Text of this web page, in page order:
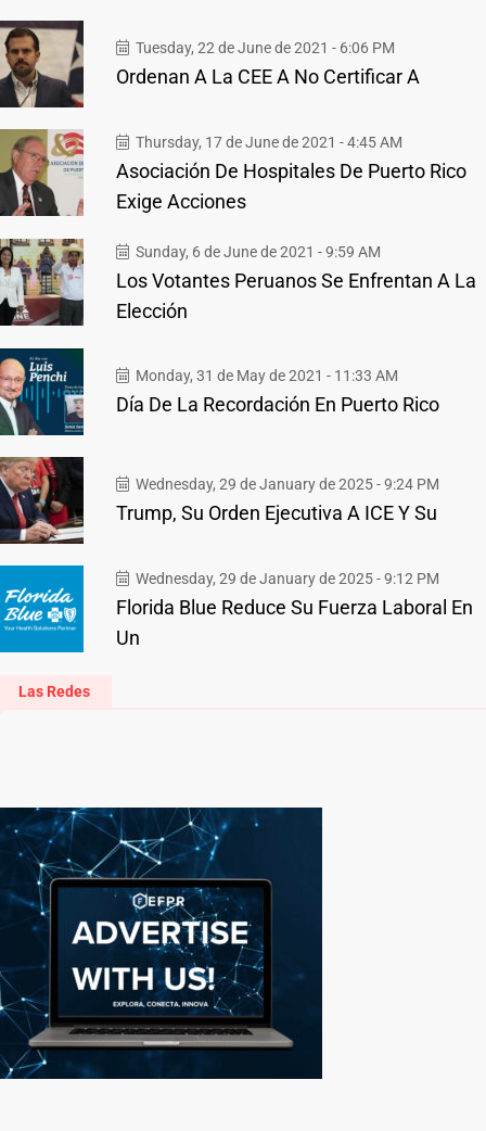
Tuesday, 22 de June de 2021 - 6:06 PM
Ordenan A La CEE A No Certificar A
Thursday, 17 de June de 2021 - 4:45 AM
Asociación De Hospitales De Puerto Rico
Exige Acciones
Sunday, 6 de June de 2021 - 9:59 AM
Los Votantes Peruanos Se Enfrentan A La
Elección
Monday, 31 de May de 2021 - 11:33 AM
Día De La Recordación En Puerto Rico
Wednesday, 29 de January de 2025 - 9:24 PM
Trump, Su Orden Ejecutiva A ICE Y Su
Wednesday, 29 de January de 2025 - 9:12 PM
Florida Blue Reduce Su Fuerza Laboral En
Un
Las Redes